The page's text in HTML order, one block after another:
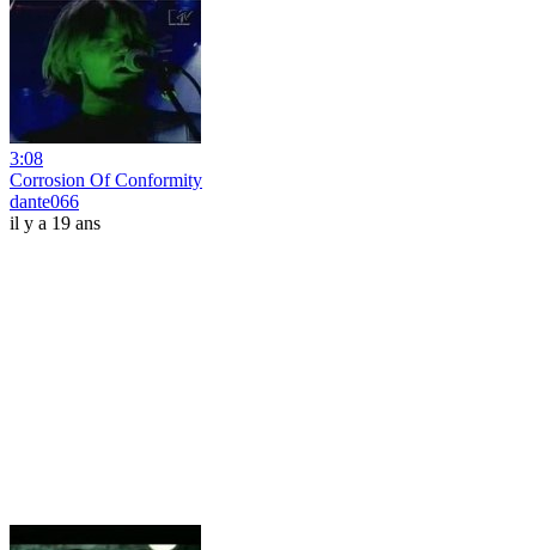
3:08
Corrosion Of Conformity
dante066
il y a 19 ans